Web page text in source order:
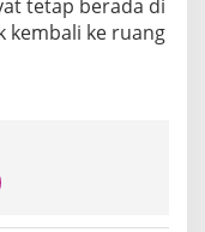
tetap berada di
kembali ke ruang